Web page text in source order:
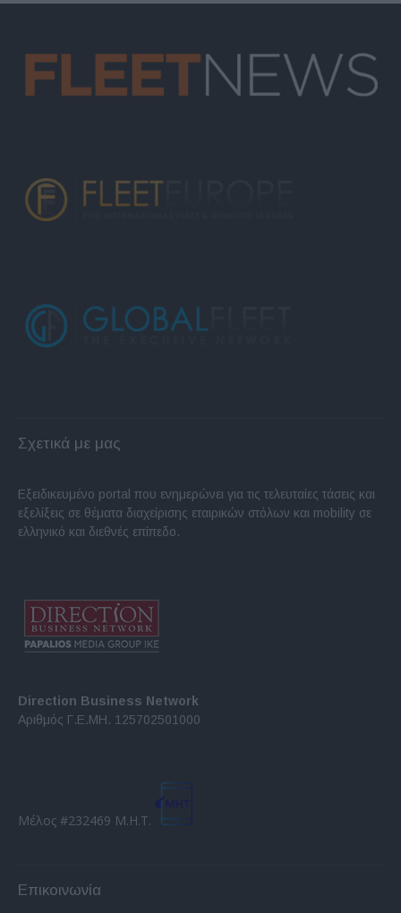
Σχετικά με μας
Εξειδικευμένο portal που ενημερώνει για τις τελευταίες τάσεις και
εξελίξεις σε θέματα διαχείρισης εταιρικών στόλων και mobility σε
ελληνικό και διεθνές επίπεδο.
Direction Business Network
Αριθμός Γ.Ε.ΜΗ. 125702501000
Μέλος #232469 Μ.Η.Τ.
Επικοινωνία